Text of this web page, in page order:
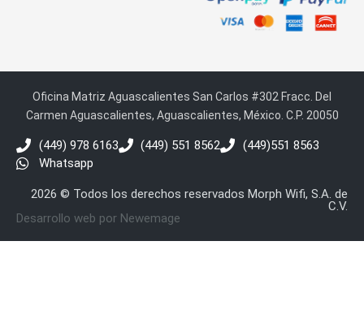
Oficina Matriz Aguascalientes San Carlos #302 Fracc. Del
Carmen Aguascalientes, Aguascalientes, México. C.P. 20050
(449) 978 6163 (449) 551 8562
(449)551 8563
Whatsapp
2026 © Todos los derechos reservados Morph Wifi, S.A. de
C.V.
Desarrollo web por Newemage